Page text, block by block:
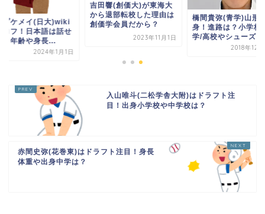
プケメイ(日大)wiki
ロフ！日本語は話せ
？年齢や身長...
2024年1月1日
吉田響(創価大)が東海大
から退部転校した理由は
創価学会員だから？
2023年11月1日
橋間貴弥(青学)山形
身！進路は？小学校/
学/高校やシューズ
2018年12
入山唯斗(二松学舎大附)はドラフト注
目！出身小学校や中学校は？
赤間史弥(花巻東)はドラフト注目！身長
体重や出身中学は？